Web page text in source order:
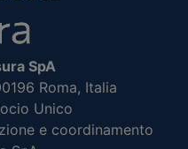
SpA
Roma, Italia
Unico
e coordinamento